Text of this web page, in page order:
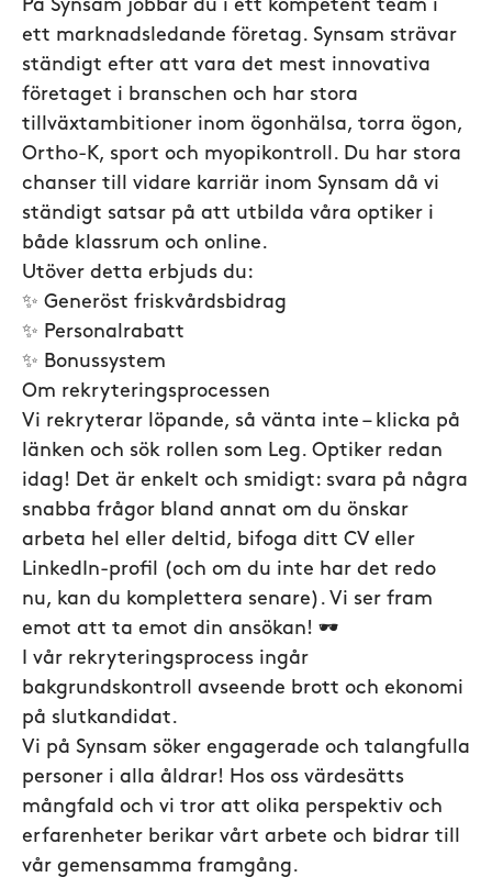
På Synsam jobbar du i ett kompetent team i
ett marknadsledande företag. Synsam strävar
ständigt efter att vara det mest innovativa
företaget i branschen och har stora
tillväxtambitioner inom ögonhälsa, torra ögon,
Ortho-K, sport och myopikontroll. Du har stora
chanser till vidare karriär inom Synsam då vi
ständigt satsar på att utbilda våra optiker i
både klassrum och online.
Utöver detta erbjuds du:
✨ Generöst friskvårdsbidrag
✨ Personalrabatt
✨ Bonussystem
Om rekryteringsprocessen
Vi rekryterar löpande, så vänta inte – klicka på
länken och sök rollen som Leg. Optiker redan
idag! Det är enkelt och smidigt: svara på några
snabba frågor bland annat om du önskar
arbeta hel eller deltid, bifoga ditt CV eller
LinkedIn-profil (och om du inte har det redo
nu, kan du komplettera senare). Vi ser fram
emot att ta emot din ansökan! 🕶️
I vår rekryteringsprocess ingår
bakgrundskontroll avseende brott och ekonomi
på slutkandidat.
Vi på Synsam söker engagerade och talangfulla
personer i alla åldrar! Hos oss värdesätts
mångfald och vi tror att olika perspektiv och
erfarenheter berikar vårt arbete och bidrar till
vår gemensamma framgång.